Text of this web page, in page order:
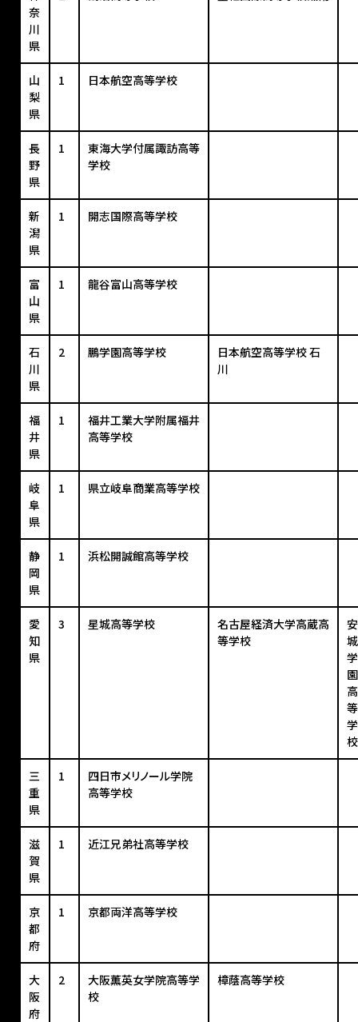
奈
川
県
山
梨
県
1 日本航空高等学校
長
野
県
1
東海大学付属諏訪高等
学校
新
潟
県
1 開志国際高等学校
富
山
県
1 龍谷富山高等学校
石
川
県
2 鵬学園高等学校
日本航空高等学校 石
川
福
井
県
1
福井工業大学附属福井
高等学校
岐
阜
県
1 県立岐阜商業高等学校
静
岡
県
1 浜松開誠館高等学校
愛
知
県
3 星城高等学校
名古屋経済大学高蔵高
等学校
安
城
学
園
高
等
学
校
三
重
県
1
四日市メリノール学院
高等学校
滋
賀
県
1 近江兄弟社高等学校
京
都
府
1 京都両洋高等学校
大
阪
府
2
大阪薫英女学院高等学
校
樟蔭高等学校